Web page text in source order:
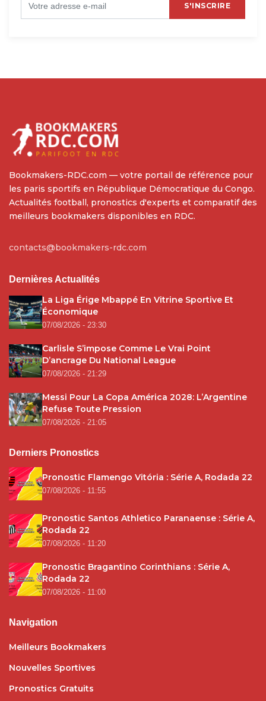
S'INSCRIRE
Bookmakers-RDC.com — votre portail de référence pour
les paris sportifs en République Démocratique du Congo.
Actualités football, pronostics d'experts et comparatif des
meilleurs bookmakers disponibles en RDC.
contacts@bookmakers-rdc.com
Dernières Actualités
La Liga Érige Mbappé En Vitrine Sportive Et
Économique
07/08/2026 - 23:30
Carlisle S’impose Comme Le Vrai Point
D’ancrage Du National League
07/08/2026 - 21:29
Messi Pour La Copa América 2028: L’Argentine
Refuse Toute Pression
07/08/2026 - 21:05
Derniers Pronostics
Pronostic Flamengo Vitória : Série A, Rodada 22
07/08/2026 - 11:55
Pronostic Santos Athletico Paranaense : Série A,
Rodada 22
07/08/2026 - 11:20
Pronostic Bragantino Corinthians : Série A,
Rodada 22
07/08/2026 - 11:00
Navigation
Meilleurs Bookmakers
Nouvelles Sportives
Pronostics Gratuits